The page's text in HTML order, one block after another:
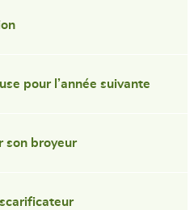
pour l’année suivante
son broyeur